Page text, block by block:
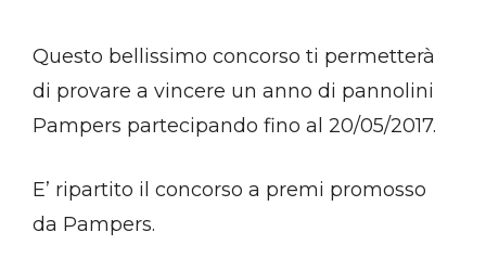
Questo bellissimo concorso ti permetterà
di provare a vincere un anno di pannolini
Pampers partecipando fino al 20/05/2017.
E’ ripartito il concorso a premi promosso
da Pampers.